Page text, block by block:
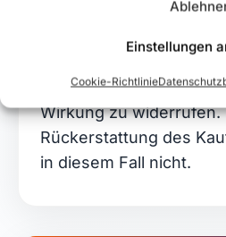
Einstellungen
Cookie-Richtlinie
Bei Verstoß gegen
Lizenzbestimmungen
das Nutzungsrecht mit
Wirkung zu widerrufen.
Rückerstattung des
in diesem Fall nicht.